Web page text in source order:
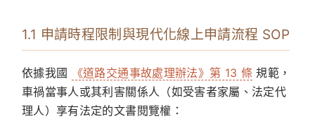
1.1 申請時程限制與現代化線上申請流程 SOP
依據我國 《道路交通事故處理辦法》第 13 條 規範，
車禍當事人或其利害關係人（如受害者家屬、法定代
理人）享有法定的文書閱覽權：